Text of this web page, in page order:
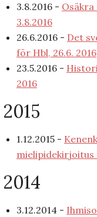
3.8.2016 -
3.8.2016
26.6.2016 - Det
för Hbl, 26.6. 2016
23.5.2016 -
2016
2015
1.12.2015 -
mielipidekirjoitus
2014
3.12.2014 -